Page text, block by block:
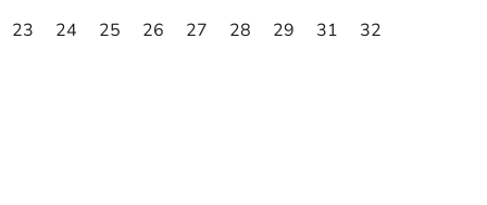
23 24 25 26 27 28 29 31 32